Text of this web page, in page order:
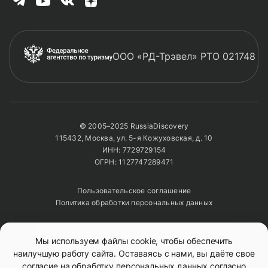
черепах, каждая из которых вполне могла
Из морских львов, весело снующих вокруг
игре чутка прикусить за ласту или локоть.
контролирующих береговую линию, и по-
клоунски картинно вышагивающих
голубоногих олушей.
Из впитывающих тепло на солнечных
Из проворных крабов, будто раскрашенных
яркой акварелью.
ООО «РД-Трэвел» РТО 021748
© 2005–2025 RussiaDiscovery
115432, Москва, ул. 5-я Кожуховская, д. 10
ИНН: 7729729154
ОГРН: 1127747289471
Пользовательское соглашение
Политика обработки персональных данных
текстов возможно только с указанием активной
ссылки на сайтRussiaDiscovery
Мы используем файлы cookie, чтобы обеспечить
наилучшую работу сайта. Оставаясь с нами, вы даёте свое
согласие на обработку персональных данных согласно